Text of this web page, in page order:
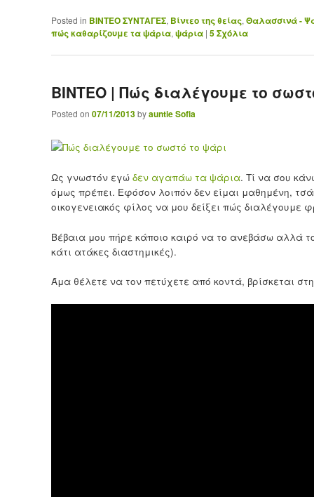
Posted in ΒΙΝΤΕΟ ΣΥΝΤΑΓΕΣ, Βίντεο της θείας, Θαλασσινά -
πώς καθαρίζουμε τα ψάρια, ψάρια | 5Σχόλια
ΒΙΝΤΕΟ | Πώς διαλέγουμε το
Posted on 07/11/2013byauntie Sofia
Ως γνωστόν εγώ δεν αγαπάω τα ψάρια. Τί να σου
όμως πρέπει. Εφόσον λοιπόν δεν είμαι μαθημένη,
οικογενειακός φίλος να μου δείξει πώς διαλέγουμε
Βέβαια μου πήρε κάποιο καιρό να το ανεβάσω αλλά
κάτι ατάκες διαστημικές).
Άμα θέλετε να τον πετύχετε από κοντά, βρίσκεται